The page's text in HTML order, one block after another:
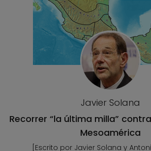
Javier Solana
Recorrer “la última milla”
Mesoamérica
[Escrito por Javier Solana y